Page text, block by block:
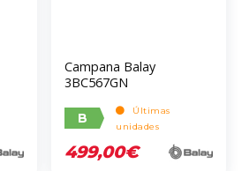
Campana Balay
3BC567GN
B
Últimas
unidades
499,00€